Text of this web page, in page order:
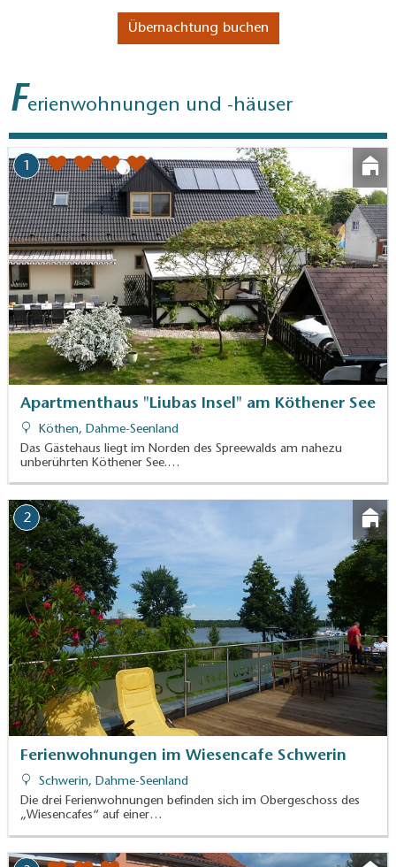
Übernachtung buchen
Ferienwohnungen und -häuser
1
Apartmenthaus "Liubas Insel" am Köthener See
Köthen, Dahme-Seenland
Das Gästehaus liegt im Norden des Spreewalds am nahezu
unberührten Köthener See.…
2
Ferienwohnungen im Wiesencafe Schwerin
Schwerin, Dahme-Seenland
Die drei Ferienwohnungen befinden sich im Obergeschoss des
„Wiesencafes“ auf einer…